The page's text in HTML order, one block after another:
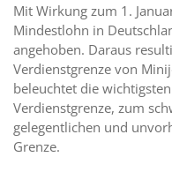
Mit Wirkung zum 1.
Mindestlohn in
angehoben. Daraus
Verdienstgrenze von
beleuchtet die
Verdienstgrenze, zum
gelegentlichen und
Grenze.